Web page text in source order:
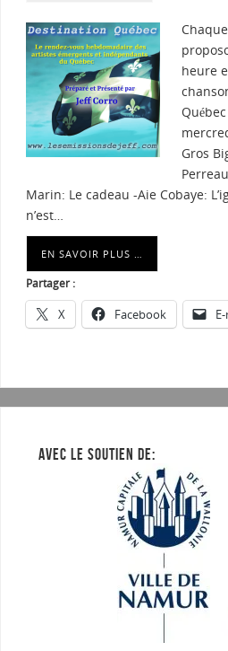
heure
Gros
Marin: Le cadeau -Aie Cobaye:
n’est…
EN SAVOIR PLUS …
Partager :
X Facebook
AVEC LE SOUTIEN DE: